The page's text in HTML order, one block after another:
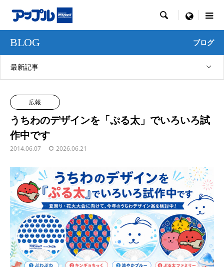
 menu
BLOG ブログ
最新記事
広報
うちわのデザインを「ぷる太」でいろいろ試
作中です
2014.06.07 2026.06.21